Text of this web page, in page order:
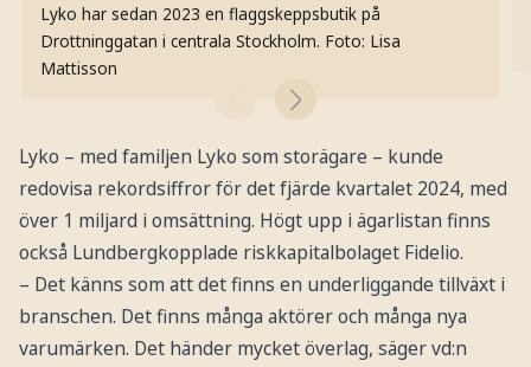
Lyko har sedan 2023 en flaggskeppsbutik på
Drottninggatan i centrala Stockholm. Foto: Lisa
Mattisson
Lyko – med familjen Lyko som storägare – kunde
redovisa rekordsiffror för det fjärde kvartalet 2024, med
över 1 miljard i omsättning. Högt upp i ägarlistan finns
också Lundbergkopplade riskkapitalbolaget Fidelio.
– Det känns som att det finns en underliggande tillväxt i
branschen. Det finns många aktörer och många nya
varumärken. Det händer mycket överlag, säger vd:n